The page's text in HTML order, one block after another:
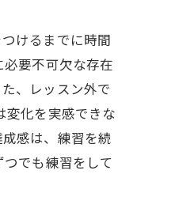
けるまでに時間
要不可欠な存在
、レッスン外で
変化を実感できな
感は、練習を続
でも練習をして